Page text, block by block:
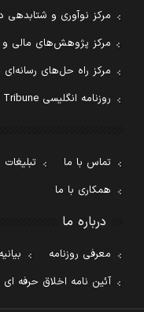
مرکز نوآوری و شتابدهی
مرکز پژوهش‌های مالی و
مرکز راه حل‌های رسانه‌ای
روزنامه انگلیسی Financial Tribune
تماس با ما تبلیغات
همکاری با ما
درباره ما
معرفی روزنامه
آئین نامه اخلاق حرفه ای